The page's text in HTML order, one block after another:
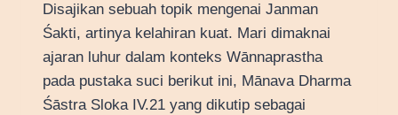
Disajikan sebuah topik mengenai Janman
Śakti, artinya kelahiran kuat. Mari dimaknai
ajaran luhur dalam konteks Wānnaprastha
pada pustaka suci berikut ini, Mānava Dharma
Śāstra Sloka IV.21 yang dikutip sebagai